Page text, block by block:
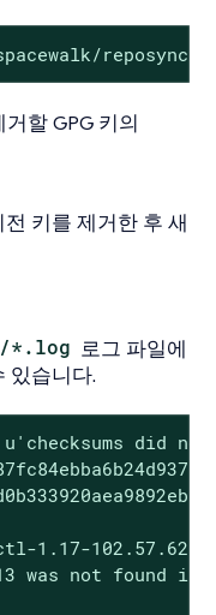
거할 GPG 키의
키를 제거한 후 새
*.log 로그 파일에
있습니다.
did not
1.17-
was not found in